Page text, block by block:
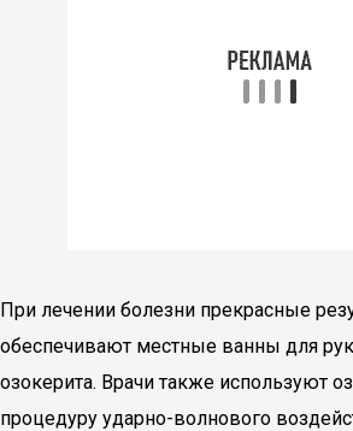
При лечении болезни прекрасные
обеспечивают местные ванны для
озокерита. Врачи также используют
процедуру ударно-волнового